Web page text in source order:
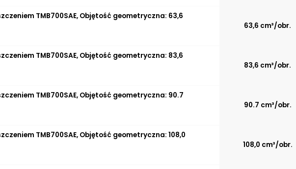
TMB700SAE, Objętość geometryczna: 63,6
63,6 cm³/obr.
TMB700SAE, Objętość geometryczna: 83,6
83,6 cm³/obr.
TMB700SAE, Objętość geometryczna: 90.7
90.7 cm³/obr.
TMB700SAE, Objętość geometryczna: 108,0
108,0 cm³/obr.